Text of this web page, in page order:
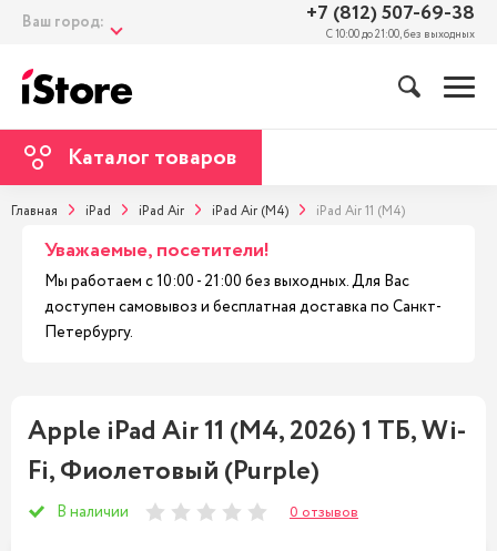
Ваш город: +7 (812) 507-69-38
С 10:00 до 21:00, без выходных
Каталог товаров
Главная iPad iPad Air iPad Air (M4) iPad Air 11 (M4)
Уважаемые, посетители!
Мы работаем с 10:00 - 21:00 без выходных. Для Вас
доступен самовывоз и бесплатная доставка по Санкт-
Петербургу.
Apple iPad Air 11 (M4, 2026) 1 ТБ, Wi-
Fi, Фиолетовый (Purple)
В наличии 0 отзывов